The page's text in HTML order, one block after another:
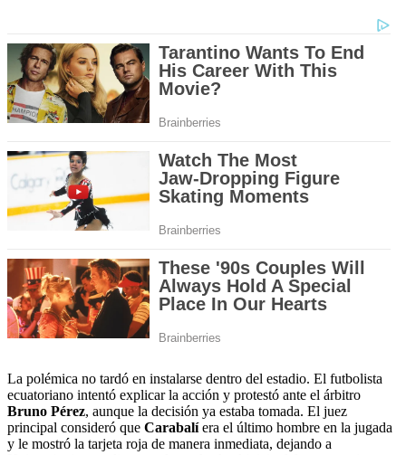
La polémica no tardó en instalarse dentro del estadio. El futbolista
ecuatoriano intentó explicar la acción y protestó ante el árbitro
Bruno Pérez, aunque la decisión ya estaba tomada. El juez
principal consideró que Carabalíera el último hombre en la jugada
y le mostró la tarjeta roja de manera inmediata, dejando a